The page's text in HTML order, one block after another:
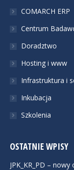
COMARCH ERP
Centrum
Doradztwo
Hosting i www
Infrastruktura i
Inkubacja
Szkolenia
OSTATNIE WPISY
JPK_KR_PD –